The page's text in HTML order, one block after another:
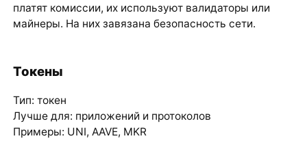
платят комиссии, их используют валидаторы или
майнеры. На них завязана безопасность сети.
Токены
Тип: токен
Лучше для: приложений и протоколов
Примеры: UNI, AAVE, MKR